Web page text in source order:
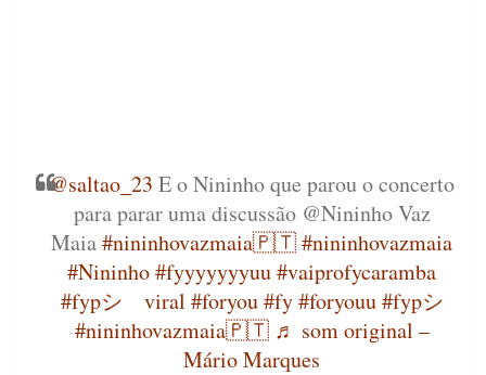
@saltao_23 E o Nininho que parou o concerto
para parar uma discussão @Nininho Vaz
Maia#nininhovazmaia🇵🇹 #nininhovazmaia
#Nininho #fyyyyyyyuu #vaiprofycaramba
#fypシ゚viral #foryou#fy#foryouu#fypシ
#nininhovazmaia🇵🇹 ♬ som original –
Mário Marques